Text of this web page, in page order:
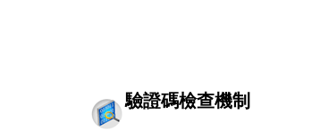
驗證碼檢查機制